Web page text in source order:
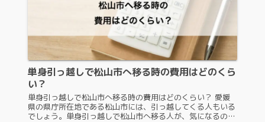
単身引っ越しで松山市へ移る時の費用はどのくら
い？
単身引っ越しで松山市へ移る時の費用はどのくらい？ 愛媛
県の県庁所在地である松山市には、引っ越してくる人もいる
でしょう。単身引っ越しで松山市へ移る人が、気になるのが